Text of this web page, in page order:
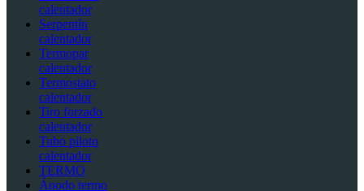
calentador
Serpentín
calentador
Termopar
calentador
Termostato
calentador
Tiro forzado
calentador
Tubo piloto
calentador
TERMO
Ánodo termo